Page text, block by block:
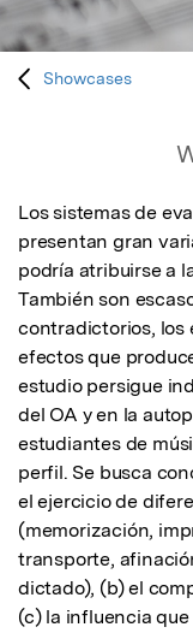
Showcases
Los sistemas de
presentan gran
podría atribuirse a
También son
contradictorios, los
efectos que
estudio persigue
del OA y en la
estudiantes de
perfil. Se busca
el ejercicio de
(memorización,
transporte,
dictado), (b) el
(c) la influencia